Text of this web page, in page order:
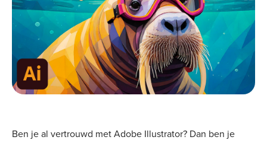
Ben je al vertrouwd met Adobe Illustrator? Dan ben je